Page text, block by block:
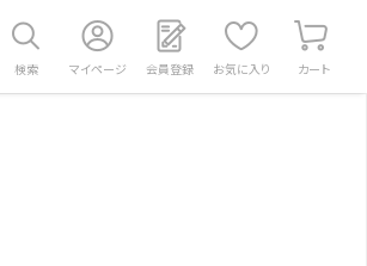
検索 マイページ 会員登録 お気に入り カート